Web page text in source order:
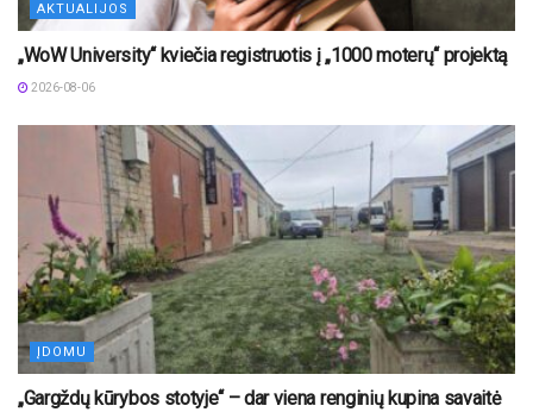
AKTUALIJOS
„WoW University“ kviečia registruotis į „1000 moterų“ projektą
2026-08-06
ĮDOMU
„Gargždų kūrybos stotyje“ – dar viena renginių kupina savaitė